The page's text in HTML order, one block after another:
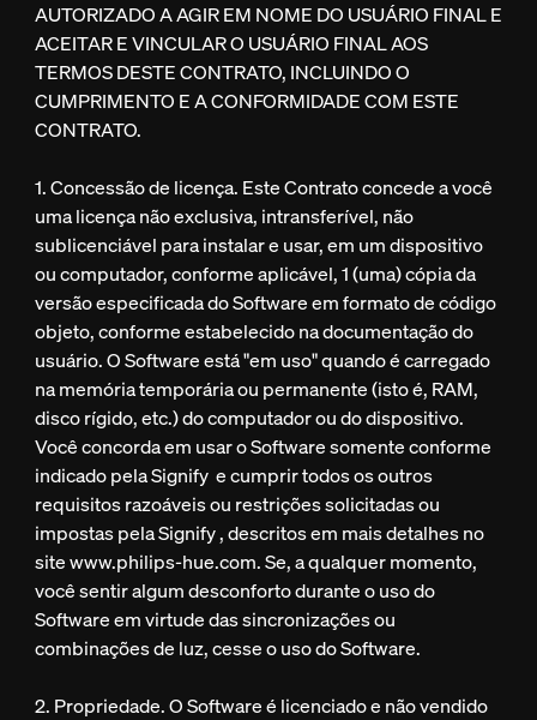
AUTORIZADO A AGIR EM NOME DO USUÁRIO FINAL E
ACEITAR E VINCULAR O USUÁRIO FINAL AOS
TERMOS DESTE CONTRATO, INCLUINDO O
CUMPRIMENTO E A CONFORMIDADE COM ESTE
CONTRATO.
1. Concessão de licença. Este Contrato concede a você
uma licença não exclusiva, intransferível, não
sublicenciável para instalar e usar, em um dispositivo
ou computador, conforme aplicável, 1 (uma) cópia da
versão especificada do Software em formato de código
objeto, conforme estabelecido na documentação do
usuário. O Software está "em uso" quando é carregado
na memória temporária ou permanente (isto é, RAM,
disco rígido, etc.) do computador ou do dispositivo.
Você concorda em usar o Software somente conforme
indicado pela Signify e cumprir todos os outros
requisitos razoáveis ou restrições solicitadas ou
impostas pela Signify , descritos em mais detalhes no
site www.philips-hue.com. Se, a qualquer momento,
você sentir algum desconforto durante o uso do
Software em virtude das sincronizações ou
combinações de luz, cesse o uso do Software.
2. Propriedade. O Software é licenciado e não vendido